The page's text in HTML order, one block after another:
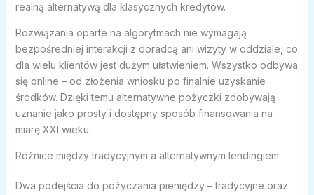
realną alternatywą dla klasycznych kredytów.
Rozwiązania oparte na algorytmach nie wymagają
bezpośredniej interakcji z doradcą ani wizyty w oddziale, co
dla wielu klientów jest dużym ułatwieniem. Wszystko odbywa
się online – od złożenia wniosku po finalnie uzyskanie
środków. Dzięki temu alternatywne pożyczki zdobywają
uznanie jako prosty i dostępny sposób finansowania na
miarę XXI wieku.
Różnice między tradycyjnym a alternatywnym lendingiem
Dwa podejścia do pożyczania pieniędzy – tradycyjne oraz